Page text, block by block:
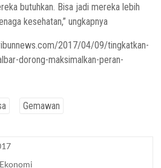
butuhkan. Bisa jadi mereka lebih
kesehatan,” ungkapnya
2017/04/09/tingkatkan-
dorong-maksimalkan-peran-
Gemawan